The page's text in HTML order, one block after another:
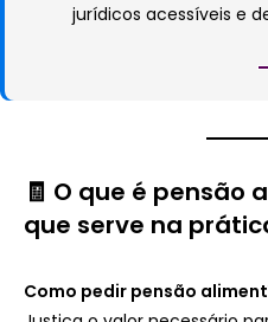
jurídicos acessíveis e
🧾 O que é pensão
que serve na
Como pedir pensão